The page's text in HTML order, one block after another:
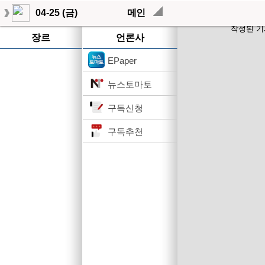
04-25 (금) 메인
장르 언론사
EPaper
뉴스토마토
구독신청
구독추천
작성된